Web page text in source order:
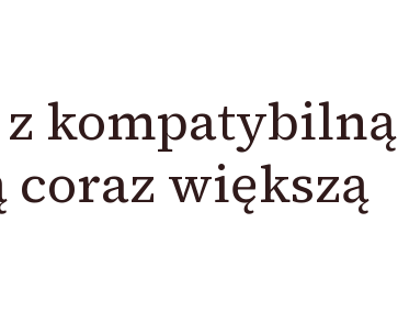
kompatybilną
większą